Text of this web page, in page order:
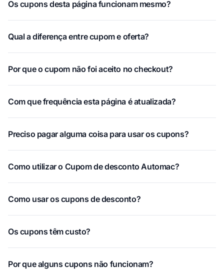
Os cupons desta página funcionam mesmo?
Qual a diferença entre cupom e oferta?
Por que o cupom não foi aceito no checkout?
Com que frequência esta página é atualizada?
Preciso pagar alguma coisa para usar os cupons?
Como utilizar o Cupom de desconto Automac?
Como usar os cupons de desconto?
Os cupons têm custo?
Por que alguns cupons não funcionam?